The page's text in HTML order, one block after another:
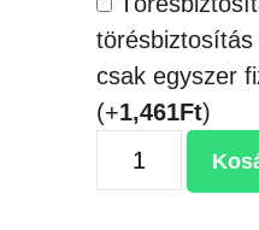
csak egyszer
(+1,461Ft)
Prémium
szublimációs